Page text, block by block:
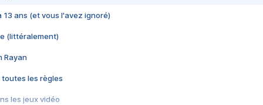
13 ans (et vous l'avez ignoré)
(littéralement)
Rayan
toutes les règles
les jeux vidéo